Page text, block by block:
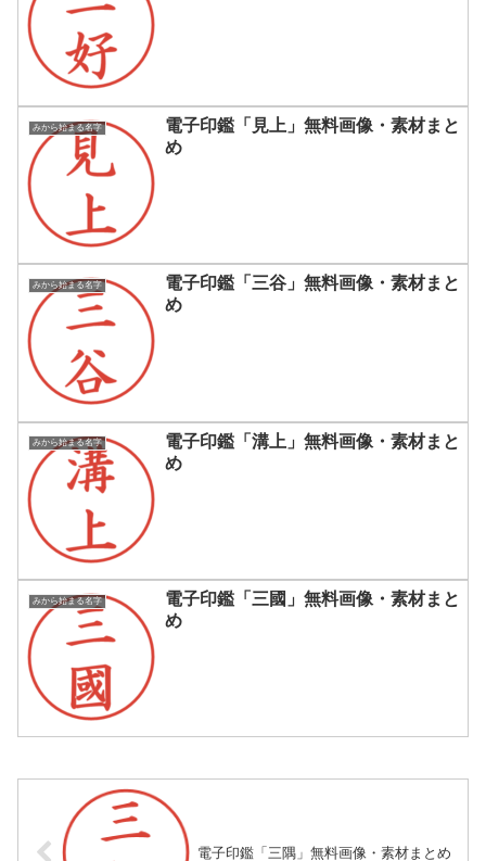
みから始まる名字
電子印鑑「見上」無料画像・素材まと
め
みから始まる名字
電子印鑑「三谷」無料画像・素材まと
め
みから始まる名字
電子印鑑「溝上」無料画像・素材まと
め
みから始まる名字
電子印鑑「三國」無料画像・素材まと
め
電子印鑑「三隅」無料画像・素材まとめ